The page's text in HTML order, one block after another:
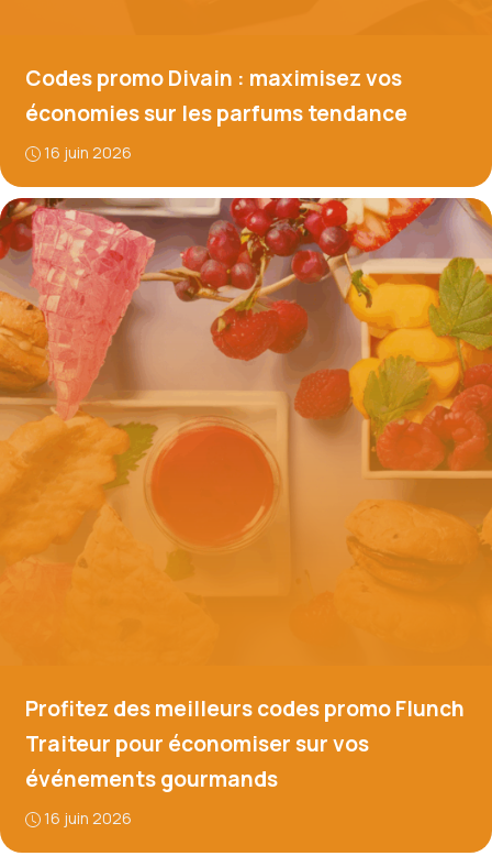
Codes promo Divain : maximisez vos
économies sur les parfums tendance
16 juin 2026
Profitez des meilleurs codes promo Flunch
Traiteur pour économiser sur vos
événements gourmands
16 juin 2026